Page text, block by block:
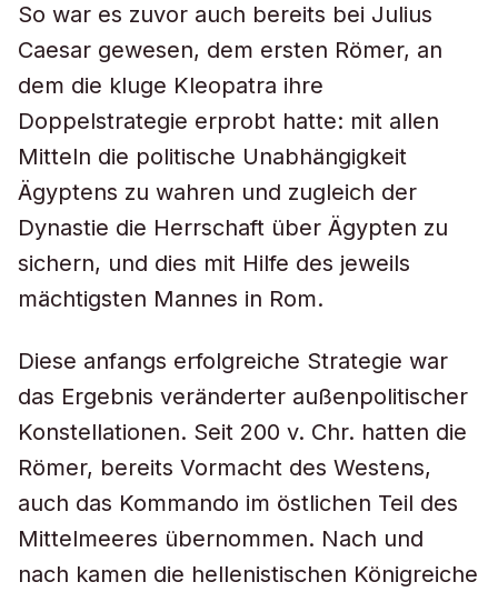
So war es zuvor auch bereits bei Julius
Caesar gewesen, dem ersten Römer, an
dem die kluge Kleopatra ihre
Doppelstrategie erprobt hatte: mit allen
Mitteln die politische Unabhängigkeit
Ägyptens zu wahren und zugleich der
Dynastie die Herrschaft über Ägypten zu
sichern, und dies mit Hilfe des jeweils
mächtigsten Mannes in Rom.
Diese anfangs erfolgreiche Strategie war
das Ergebnis veränderter außenpolitischer
Konstellationen. Seit 200 v. Chr. hatten die
Römer, bereits Vormacht des Westens,
auch das Kommando im östlichen Teil des
Mittelmeeres übernommen. Nach und
nach kamen die hellenistischen Königreiche